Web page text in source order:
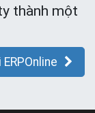
thành một